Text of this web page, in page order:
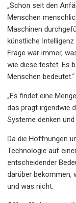
„Schon seit den
Menschen
Maschinen
künstliche Intelligenz
Frage war immer,
wie diese testet. Es
Menschen bedeutet.“
„Es findet eine
das prägt irgendwie
Systeme denken
Da die Hoffnungen
Technologie auf
entscheidender
darüber bekommen,
und was nicht.